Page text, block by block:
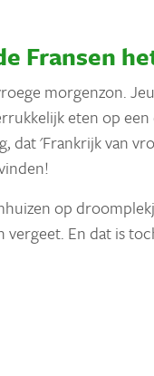
Fransen
morgenzon.
eten op
dat 'Frankrijk van
op
vergeet. En dat is